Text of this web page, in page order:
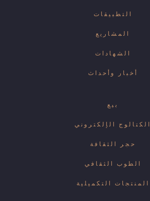
التطبيقات
المشاريع
الشهادات
أخبار وأحداث
بيع
الكتالوج الإلكتروني
حجر الثقافة
الطوب الثقافي
المنتجات التكميلية